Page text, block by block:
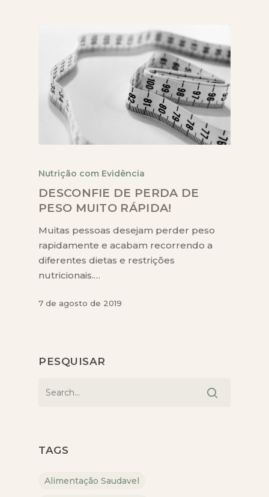
Nutrição com Evidência
DESCONFIE DE PERDA DE
PESO MUITO RÁPIDA!
Muitas pessoas desejam perder peso
rapidamente e acabam recorrendo a
diferentes dietas e restrições
nutricionais.…
7 de agosto de 2019
PESQUISAR
TAGS
Alimentação Saudavel